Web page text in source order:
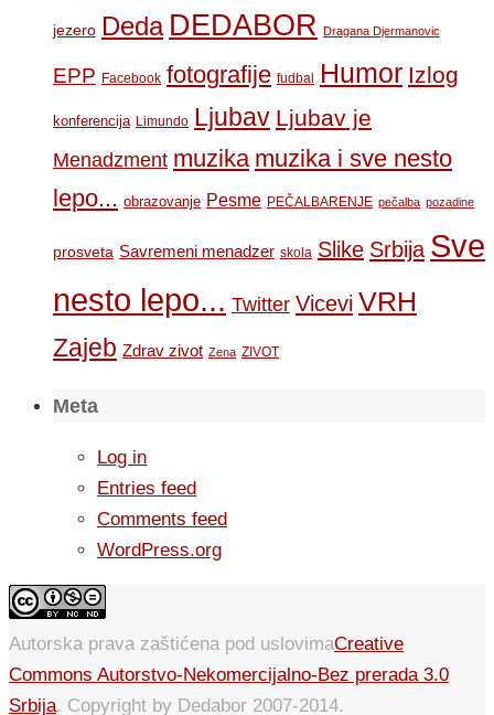
jezero Deda DEDABOR Dragana Djermanovic
EPP Facebook fotografije fudbal Humor Izlog
konferencija Limundo Ljubav Ljubav je
Menadzment muzika muzika i sve nesto
lepo... obrazovanje Pesme PEČALBARENJE pečalba pozadine
prosveta Savremeni menadzer skola Slike Srbija Sve
nesto lepo... Twitter Vicevi VRH
Zajeb Zdrav zivot Zena ZIVOT
Meta
Log in
Entries feed
Comments feed
WordPress.org
Autorska prava zaštićena pod uslovimaCreative
Commons Autorstvo-Nekomercijalno-Bez prerada 3.0
Srbija. Copyright by Dedabor 2007-2014.